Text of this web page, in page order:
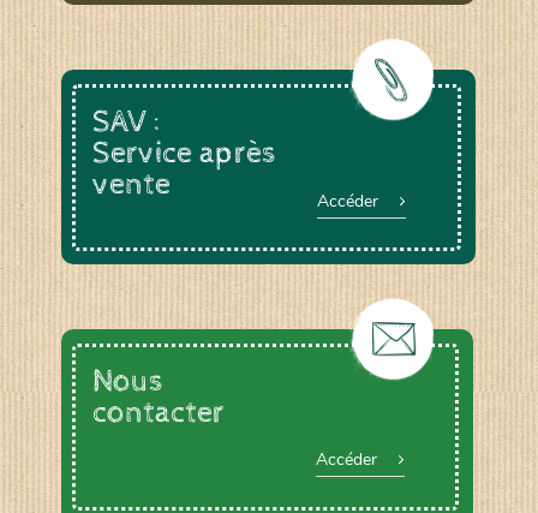
SAV :
Service après
vente
Accéder
Nous
contacter
Accéder